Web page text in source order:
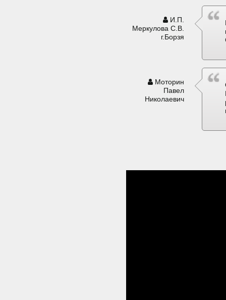
И.П.
Меркулова С.В.
г.Борзя
Моторин
Павел
Николаевич